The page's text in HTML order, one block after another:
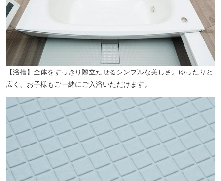
長崎市営陸上競技場（徒歩18分／約1400m）
【浴槽】全体をすっきり際立たせるシンプルな美しさ。ゆったりと
広く、お子様もご一緒にご入浴いただけます。